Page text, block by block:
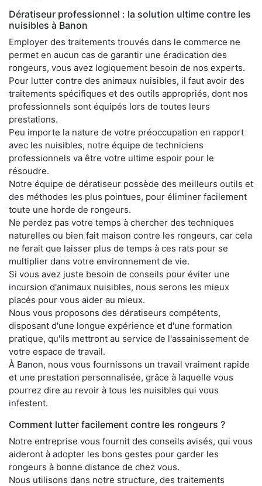
Dératiseur professionnel : la solution ultime contre les
nuisibles à Banon
Employer des traitements trouvés dans le commerce ne
permet en aucun cas de garantir une éradication des
rongeurs, vous avez logiquement besoin de nos experts.
Pour lutter contre des animaux nuisibles, il faut avoir des
traitements spécifiques et des outils appropriés, dont nos
professionnels sont équipés lors de toutes leurs
prestations.
Peu importe la nature de votre préoccupation en rapport
avec les nuisibles, notre équipe de techniciens
professionnels va être votre ultime espoir pour le
résoudre.
Notre équipe de dératiseur possède des meilleurs outils et
des méthodes les plus pointues, pour éliminer facilement
toute une horde de rongeurs.
Ne perdez pas votre temps à chercher des techniques
naturelles ou bien fait maison contre les rongeurs, car cela
ne ferait que laisser plus de temps à ces rats pour se
multiplier dans votre environnement de vie.
Si vous avez juste besoin de conseils pour éviter une
incursion d'animaux nuisibles, nous serons les mieux
placés pour vous aider au mieux.
Nous vous proposons des dératiseurs compétents,
disposant d'une longue expérience et d'une formation
pratique, qu'ils mettront au service de l'assainissement de
votre espace de travail.
À Banon, nous vous fournissons un travail vraiment rapide
et une prestation personnalisée, grâce à laquelle vous
pourrez dire au revoir à tous les nuisibles qui vous
infestent.
Comment lutter facilement contre les rongeurs ?
Notre entreprise vous fournit des conseils avisés, qui vous
aideront à adopter les bons gestes pour garder les
rongeurs à bonne distance de chez vous.
Nous utilisons dans notre structure, des traitements